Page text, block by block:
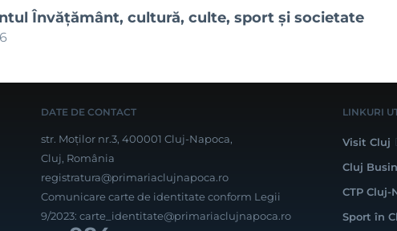
Învăţământ, cultură, culte, sport şi societate
DATE DE CONTACT
str. Moților nr.3, 400001 Cluj-Napoca,
Cluj, România
registratura@primariaclujnapoca.ro
Comunicare carte de identitate conform Legii
9/2023: carte_identitate@primariaclujnapoca.ro
LINKURI
Visit Cluj
Cluj
CTP Cluj-
Sport în